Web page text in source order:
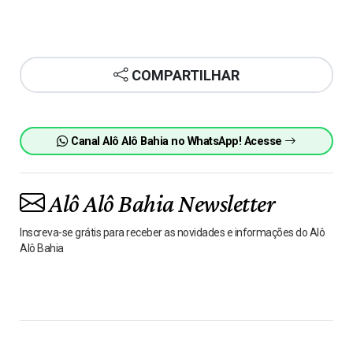
COMPARTILHAR
Canal Alô Alô Bahia no WhatsApp! Acesse
Alô Alô Bahia Newsletter
Inscreva-se grátis para receber as novidades e informações do Alô
Alô Bahia